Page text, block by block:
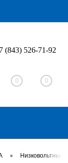
Регистрация
(843) 526-71-92
0 0
•